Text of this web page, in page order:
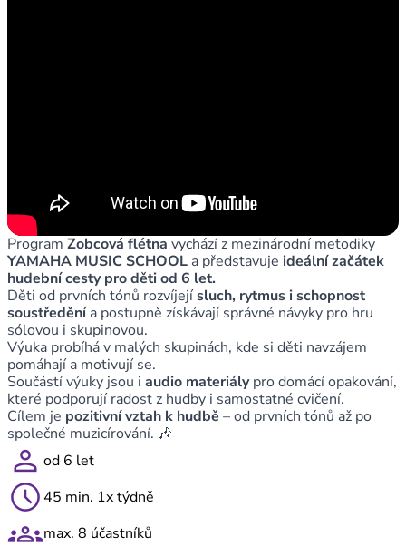
Program Zobcová flétna vychází z mezinárodní metodiky
YAMAHA MUSIC SCHOOL a představuje ideální začátek
hudební cesty pro děti od 6 let.
Děti od prvních tónů rozvíjejísluch, rytmus i schopnost
soustředěnía postupně získávají správné návyky pro hru
sólovou i skupinovou.
Výuka probíhá v malých skupinách, kde si děti navzájem
pomáhají a motivují se.
Součástí výuky jsou i audio materiálypro domácí opakování,
které podporují radost z hudby i samostatné cvičení.
Cílem je pozitivní vztah k hudbě – od prvních tónů až po
společné muzicírování. 🎶
person od 6 let
schedule45 min. 1x týdně
groupsmax. 8 účastníků